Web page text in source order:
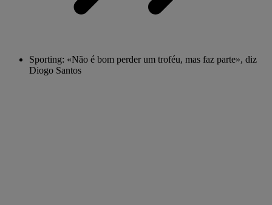
Sporting: «Não é bom perder um troféu, mas faz parte», diz
Diogo Santos